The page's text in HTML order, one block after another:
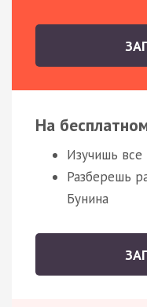
На
Изучишь все
Разберешь
Бунина